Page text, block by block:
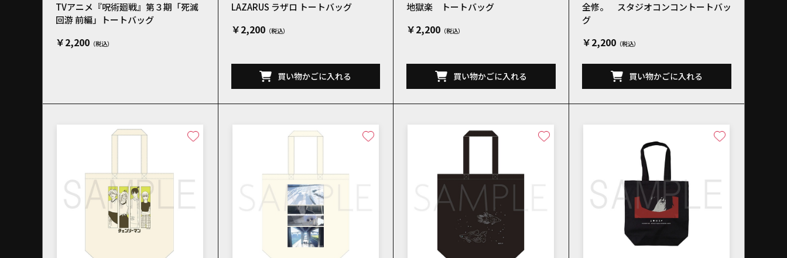
TVアニメ『呪術廻戦』第３期「死滅
回游 前編」トートバッグ
￥2,200
LAZARUS ラザロ トートバッグ
￥2,200
買い物かごに入れる
地獄楽 トートバッグ
￥2,200
買い物かごに入れる
全修。 スタジオコンコントートバッ
グ
￥2,200
買い物かごに入れる